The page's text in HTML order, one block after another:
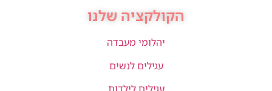
הקולקציה שלנו
יהלומי מעבדה
עגילים לנשים